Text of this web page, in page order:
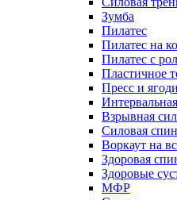
Зумба
Пилатес
Пилатес на
Пилатес с
Пластичное
Пресс и
Взрывная
Силовая
Воркаут на
Здоровая
Здоровые
МФР